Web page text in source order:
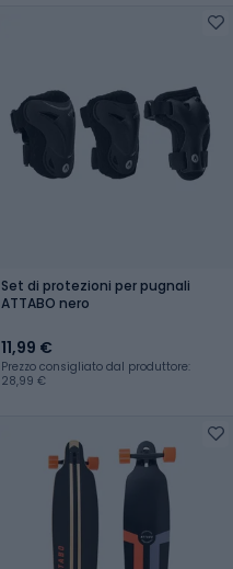
Set di protezioni per pugnali
ATTABO nero
11,99 €
Prezzo consigliato dal produttore:
28,99 €